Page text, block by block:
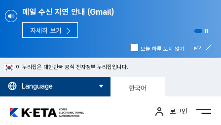
메일 수신 지연 안내 (Gmail)
자세히 보기
오늘 하루 보지 않기 닫기
이 누리집은 대한민국 공식 전자정부 누리집입니다.
Language 한국어
로그인